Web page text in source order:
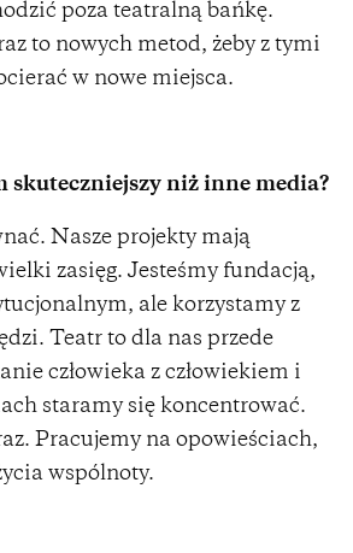
poza teatralną bańkę.
to nowych metod, żeby z tymi
w nowe miejsca.
skuteczniejszy niż inne media?
Nasze projekty mają
zasięg. Jesteśmy fundacją,
ale korzystamy z
Teatr to dla nas przede
człowieka z człowiekiem i
staramy się koncentrować.
Pracujemy na opowieściach,
wspólnoty.